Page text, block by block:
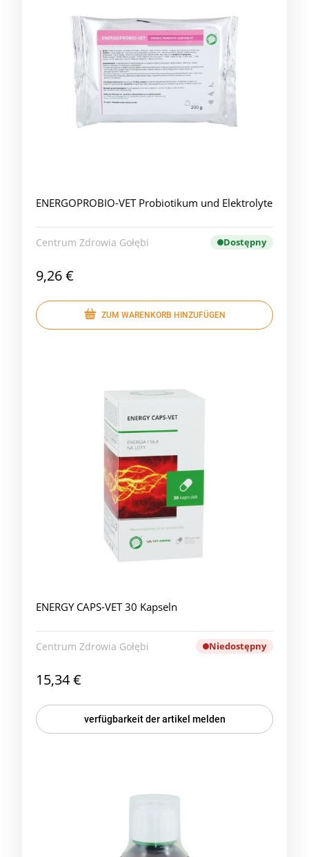
ENERGOPROBIO-VET Probiotikum und Elektrolyte
Centrum Zdrowia Gołębi Dostępny
9,26 €
ZUM WARENKORB HINZUFÜGEN
ENERGY CAPS-VET 30 Kapseln
Centrum Zdrowia Gołębi Niedostępny
15,34 €
verfügbarkeit der artikel melden